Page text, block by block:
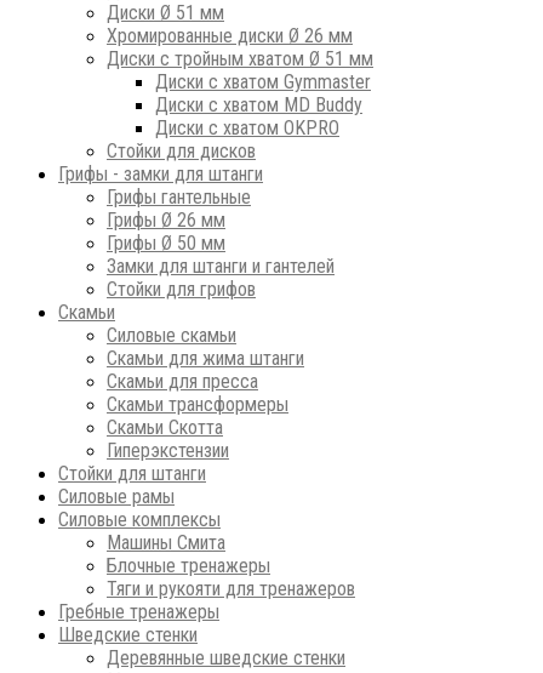
Диски Ø 51 мм
Хромированные диски Ø 26 мм
Диски с тройным хватом Ø 51 мм
Диски с хватом Gymmaster
Диски с хватом MD Buddy
Диски с хватом OKPRO
Стойки для дисков
Грифы - замки для штанги
Грифы гантельные
Грифы Ø 26 мм
Грифы Ø 50 мм
Замки для штанги и гантелей
Стойки для грифов
Скамьи
Силовые скамьи
Скамьи для жима штанги
Скамьи для пресса
Скамьи трансформеры
Скамьи Скотта
Гиперэкстензии
Стойки для штанги
Силовые рамы
Силовые комплексы
Машины Смита
Блочные тренажеры
Тяги и рукояти для тренажеров
Гребные тренажеры
Шведские стенки
Деревянные шведские стенки